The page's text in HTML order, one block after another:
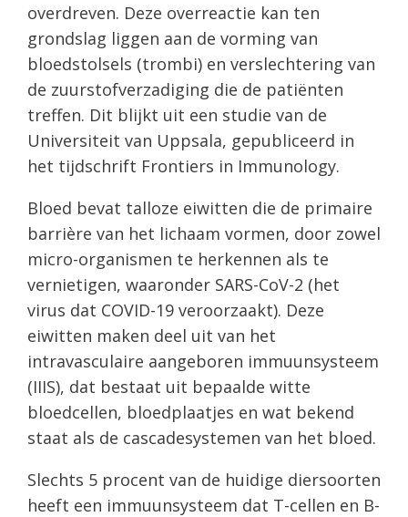
overdreven. Deze overreactie kan ten
grondslag liggen aan de vorming van
bloedstolsels (trombi) en verslechtering van
de zuurstofverzadiging die de patiënten
treffen. Dit blijkt uit een studie van de
Universiteit van Uppsala, gepubliceerd in
het tijdschrift Frontiers in Immunology.
Bloed bevat talloze eiwitten die de primaire
barrière van het lichaam vormen, door zowel
micro-organismen te herkennen als te
vernietigen, waaronder SARS-CoV-2 (het
virus dat COVID-19 veroorzaakt). Deze
eiwitten maken deel uit van het
intravasculaire aangeboren immuunsysteem
(IIIS), dat bestaat uit bepaalde witte
bloedcellen, bloedplaatjes en wat bekend
staat als de cascadesystemen van het bloed.
Slechts 5 procent van de huidige diersoorten
heeft een immuunsysteem dat T-cellen en B-